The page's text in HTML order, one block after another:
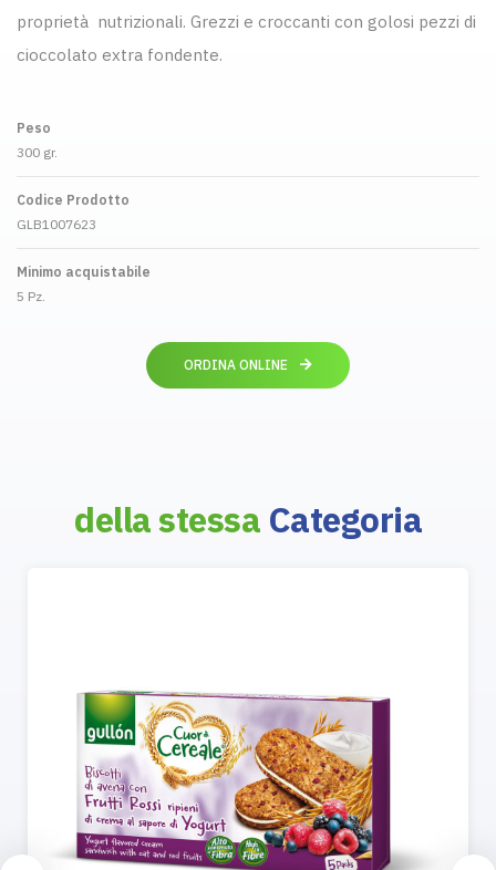
proprietà nutrizionali. Grezzi e croccanti con golosi pezzi di
cioccolato extra fondente.
Peso
300 gr.
Codice Prodotto
GLB1007623
Minimo acquistabile
5 Pz.
ORDINA ONLINE
della stessa Categoria